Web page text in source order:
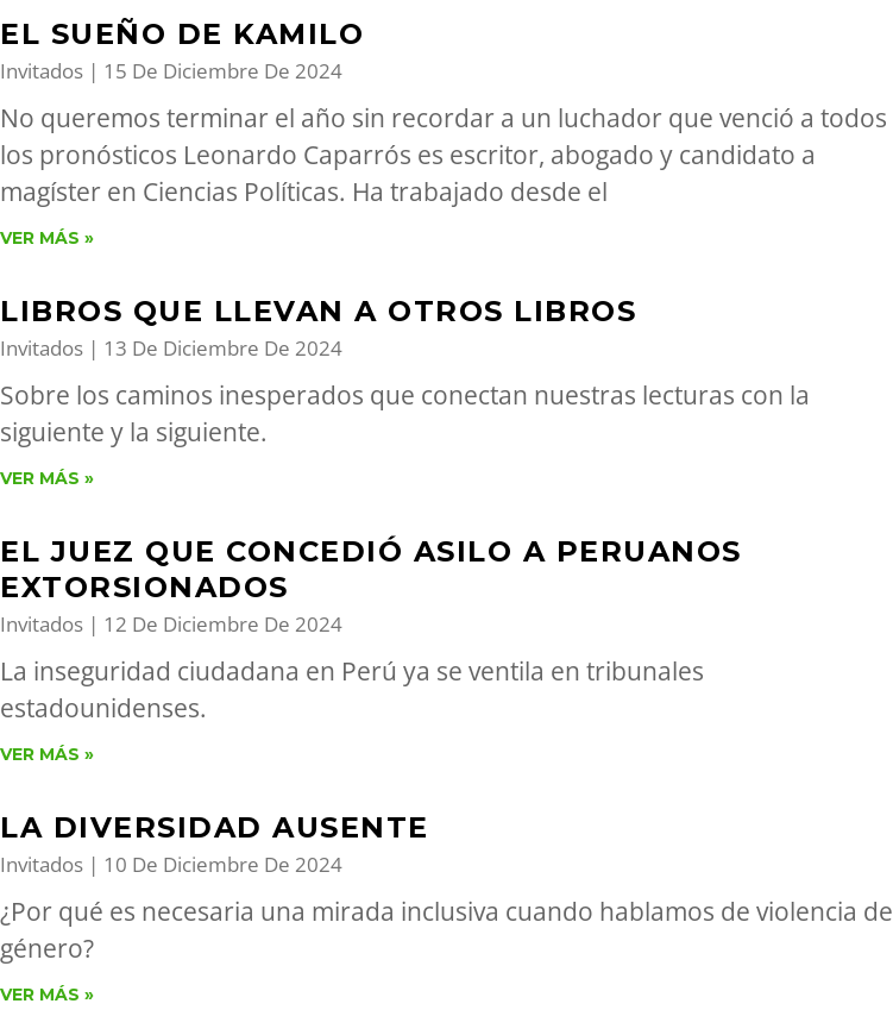
EL SUEÑO DE KAMILO
Invitados 15 De Diciembre De 2024
No queremos terminar el año sin recordar a un luchador que venció a todos
los pronósticos Leonardo Caparrós es escritor, abogado y candidato a
magíster en Ciencias Políticas. Ha trabajado desde el
VER MÁS »
LIBROS QUE LLEVAN A OTROS LIBROS
Invitados 13 De Diciembre De 2024
Sobre los caminos inesperados que conectan nuestras lecturas con la
siguiente y la siguiente.
VER MÁS »
EL JUEZ QUE CONCEDIÓ ASILO A PERUANOS
EXTORSIONADOS
Invitados 12 De Diciembre De 2024
La inseguridad ciudadana en Perú ya se ventila en tribunales
estadounidenses.
VER MÁS »
LA DIVERSIDAD AUSENTE
Invitados 10 De Diciembre De 2024
¿Por qué es necesaria una mirada inclusiva cuando hablamos de violencia de
género?
VER MÁS »